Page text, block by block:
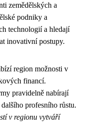
zemědělských a
podniky a
technologií a hledají
inovativní postupy.
region možnosti v
financí.
pravidelně nabírají
profesního růstu.
v regionu vytváří